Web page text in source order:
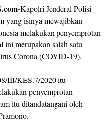
Kapolri Jenderal Polisi
yang isinya mewajibkan
melakukan penyemprotan
ini merupakan salah satu
Corona (COVID-19).
III/KES.7/2020 itu
penyemprotan
itu ditandatangani oleh